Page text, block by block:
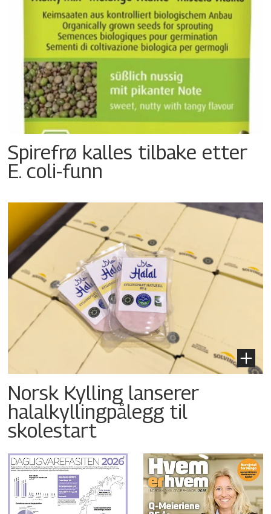
Spirefrø kalles tilbake etter
E. coli-funn
Norsk Kylling lanserer
halalkyllingpålegg til
skolestart